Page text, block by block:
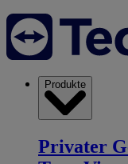
Produkte
Privater